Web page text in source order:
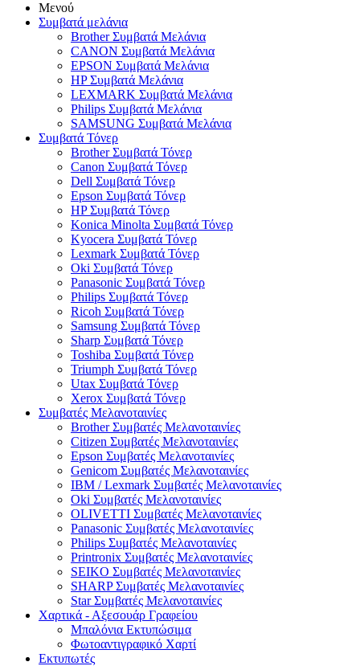
Μενού
Συμβατά μελάνια
Brother Συμβατά Μελάνια
CANON Συμβατά Μελάνια
EPSON Συμβατά Μελάνια
HP Συμβατά Μελάνια
LEXMARK Συμβατά Μελάνια
Philips Συμβατά Μελάνια
SAMSUNG Συμβατά Μελάνια
Συμβατά Τόνερ
Brother Συμβατά Τόνερ
Canon Συμβατά Τόνερ
Dell Συμβατά Τόνερ
Epson Συμβατά Τόνερ
HP Συμβατά Τόνερ
Konica Minolta Συμβατά Τόνερ
Kyocera Συμβατά Τόνερ
Lexmark Συμβατά Τόνερ
Oki Συμβατά Τόνερ
Panasonic Συμβατά Τόνερ
Philips Συμβατά Τόνερ
Ricoh Συμβατά Τόνερ
Samsung Συμβατά Τόνερ
Sharp Συμβατά Τόνερ
Toshiba Συμβατά Τόνερ
Triumph Συμβατά Τόνερ
Utax Συμβατά Τόνερ
Xerox Συμβατά Τόνερ
Συμβατές Μελανοταινίες
Brother Συμβατές Μελανοταινίες
Citizen Συμβατές Μελανοταινίες
Epson Συμβατές Μελανοταινίες
Genicom Συμβατές Μελανοταινίες
IBM / Lexmark Συμβατές Μελανοταινίες
Oki Συμβατές Μελανοταινίες
OLIVETTI Συμβατές Μελανοταινίες
Panasonic Συμβατές Μελανοταινίες
Philips Συμβατές Μελανοταινίες
Printronix Συμβατές Μελανοταινίες
SEIKO Συμβατές Μελανοταινίες
SHARP Συμβατές Μελανοταινίες
Star Συμβατές Μελανοταινίες
Χαρτικά - Αξεσουάρ Γραφείου
Μπαλόνια Εκτυπώσιμα
Φωτοαντιγραφικό Χαρτί
Εκτυπωτές